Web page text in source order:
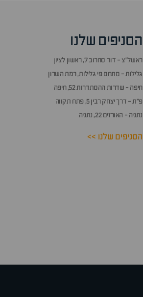
הסניפים שלנו
ראשל״צ - דוד סחרוב 7, ראשון לציון
גלילות - מתחם פי גלילות, רמת השרון
חיפה - שדרות ההסתדרות 52, חיפה
פ״ת - דרך יצחק רבין 5, פתח תקווה
נתניה - האורזים 22, נתניה
הסניפים שלנו >>